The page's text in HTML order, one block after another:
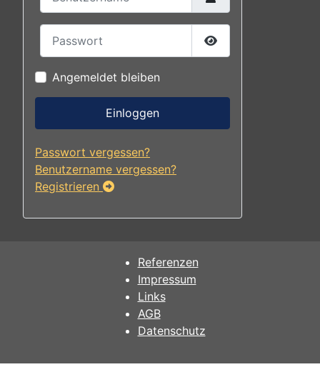
Passwort anzeigen
Angemeldet bleiben
Einloggen
Passwort vergessen?
Benutzername vergessen?
Registrieren
Referenzen
Impressum
Links
AGB
Datenschutz